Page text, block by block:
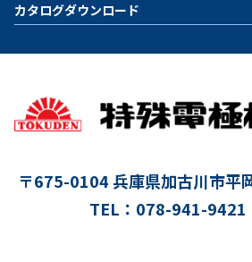
カタログダウンロード
〒675-0104 兵庫県加古川市平
TEL：078-941-9421